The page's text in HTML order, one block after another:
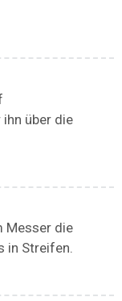
über die
Messer die
in Streifen.